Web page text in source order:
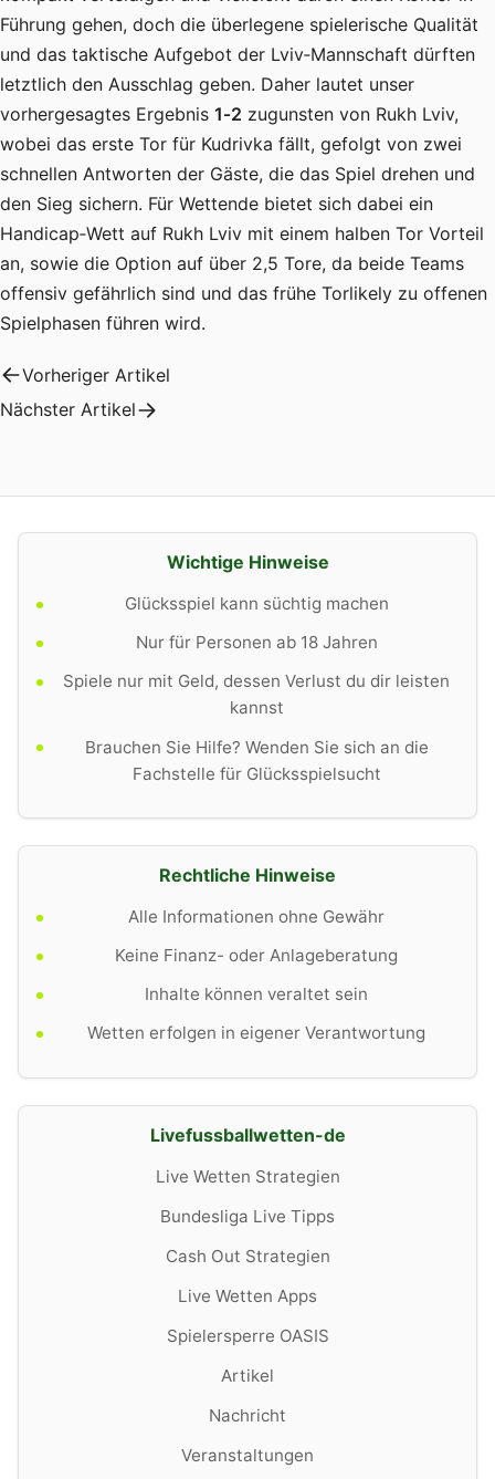
Führung gehen, doch die überlegene spielerische Qualität
und das taktische Aufgebot der Lviv‑Mannschaft dürften
letztlich den Ausschlag geben. Daher lautet unser
vorhergesagtes Ergebnis 1‑2 zugunsten von Rukh Lviv,
wobei das erste Tor für Kudrivka fällt, gefolgt von zwei
schnellen Antworten der Gäste, die das Spiel drehen und
den Sieg sichern. Für Wettende bietet sich dabei ein
Handicap‑Wett auf Rukh Lviv mit einem halben Tor Vorteil
an, sowie die Option auf über 2,5 Tore, da beide Teams
offensiv gefährlich sind und das frühe Torlikely zu offenen
Spielphasen führen wird.
Vorheriger Artikel
Nächster Artikel
Wichtige Hinweise
Glücksspiel kann süchtig machen
Nur für Personen ab 18 Jahren
Spiele nur mit Geld, dessen Verlust du dir leisten
kannst
Brauchen Sie Hilfe? Wenden Sie sich an die
Fachstelle für Glücksspielsucht
Rechtliche Hinweise
Alle Informationen ohne Gewähr
Keine Finanz- oder Anlageberatung
Inhalte können veraltet sein
Wetten erfolgen in eigener Verantwortung
Livefussballwetten-de
Live Wetten Strategien
Bundesliga Live Tipps
Cash Out Strategien
Live Wetten Apps
Spielersperre OASIS
Artikel
Nachricht
Veranstaltungen